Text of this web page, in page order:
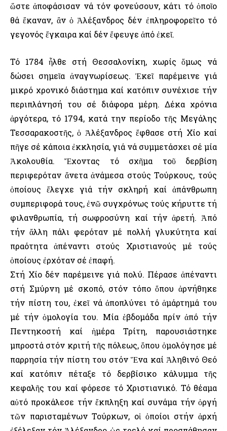
ὥστε ἀποφάσισαν νά τόν φονεύσουν, κάτι τό ὁποῖο
θά ἔκαναν, ἂν ὁ Ἀλέξανδρος δέν ἐπληροφορεῖτο τό
γεγονός ἔγκαιρα καί δέν ἔφευγε ἀπό ἐκεῖ.
Τό 1784 ἦλθε στή Θεσσαλονίκη, χωρίς ὅμως νά
δώσει σημεῖα ἀναγνωρίσεως. Ἐκεῖ παρέμεινε γιά
μικρό χρονικό διάστημα καί κατόπιν συνέχισε τήν
περιπλάνησή του σέ διάφορα μέρη. Δέκα χρόνια
ἀργότερα, τό 1794, κατά την περίοδο τῆς Μεγάλης
Τεσσαρακοστῆς, ὁ Ἀλέξανδρος ἔφθασε στή Χίο καί
πῆγε σέ κάποια ἐκκλησία, γιά νά συμμετάσχει σέ μία
Ἀκολουθία. Ἔχοντας τό σχῆμα τοῦ δερβίση
περιφερόταν ἄνετα ἀνάμεσα στούς Τούρκους, τούς
ὁποίους ἔλεγχε γιά τήν σκληρή καί ἀπάνθρωπη
συμπεριφορά τους, ἐνῶ συγχρόνως τούς κήρυττε τή
φιλανθρωπία, τή σωφροσύνη καί τήν ἀρετή. Ἀπό
τήν ἄλλη πάλι φερόταν μέ πολλή γλυκύτητα καί
πραότητα ἀπέναντι στούς Χριστιανούς μέ τούς
ὁποίους ἐρχόταν σέ ἐπαφή.
Στή Χίο δέν παρέμεινε γιά πολύ. Πέρασε ἀπέναντι
στή Σμύρνη μέ σκοπό, στόν τόπο ὅπου ἀρνήθηκε
τήν πίστη του, ἐκεῖ νά ἀποπλύνει τό ἁμάρτημά του
μέ τήν ὁμολογία του. Μία ἑβδομάδα πρίν ἀπό τήν
Πεντηκοστή καί ἡμέρα Τρίτη, παρουσιάστηκε
μπροστά στόν κριτή τῆς πόλεως, ὅπου ὁμολόγησε μέ
παρρησία τήν πίστη του στόν Ἕνα καί Ἀληθινό Θεό
καί κατόπιν πέταξε τό δερβίσικο κάλυμμα τῆς
κεφαλῆς του καί φόρεσε τό Χριστιανικό. Τό θέαμα
αὐτό προκάλεσε τήν ἔκπληξη καί συνάμα τήν ὀργή
τῶν παρισταμένων Τούρκων, οἱ ὁποίοι στήν ἀρχή